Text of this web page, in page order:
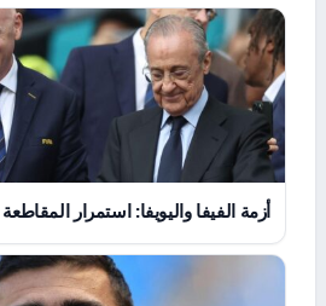
أزمة الفيفا واليويفا: استمرار